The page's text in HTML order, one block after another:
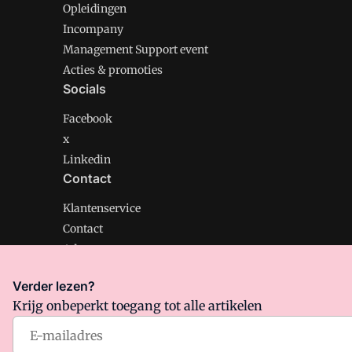
Opleidingen
Incompany
Management Support event
Acties & promoties
Socials
Facebook
x
Linkedin
Contact
Klantenservice
Contact
Adverteren
Management Support is onderdeel van VMN media.
Algemene Voorwaarden
Verder lezen?
Krijg onbeperkt toegang tot alle artikelen